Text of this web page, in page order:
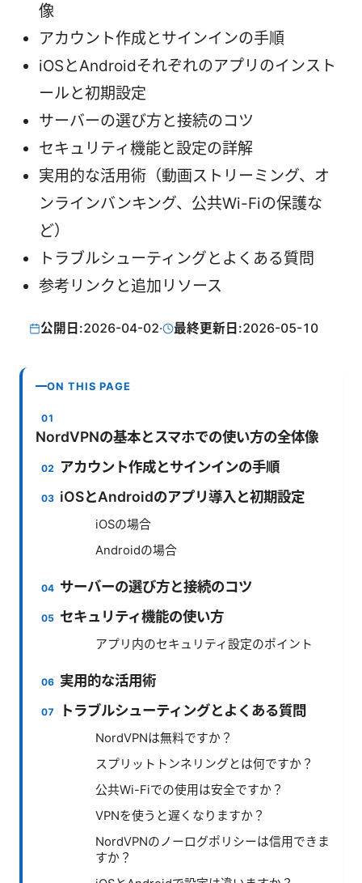
像
アカウント作成とサインインの手順
iOSとAndroidそれぞれのアプリのインスト
ールと初期設定
サーバーの選び方と接続のコツ
セキュリティ機能と設定の詳解
実用的な活用術（動画ストリーミング、オ
ンラインバンキング、公共Wi-Fiの保護な
ど）
トラブルシューティングとよくある質問
参考リンクと追加リソース
公開日:2026-04-02· 最終更新日:2026-05-10
ON THIS PAGE
NordVPNの基本とスマホでの使い方の全体像
アカウント作成とサインインの手順
iOSとAndroidのアプリ導入と初期設定
iOSの場合
Androidの場合
サーバーの選び方と接続のコツ
セキュリティ機能の使い方
アプリ内のセキュリティ設定のポイント
実用的な活用術
トラブルシューティングとよくある質問
NordVPNは無料ですか？
スプリットトンネリングとは何ですか？
公共Wi-Fiでの使用は安全ですか？
VPNを使うと遅くなりますか？
NordVPNのノーログポリシーは信用できま
すか？